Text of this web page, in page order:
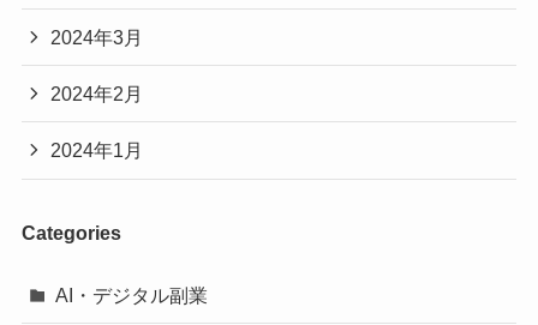
2024年3月
2024年2月
2024年1月
Categories
AI・デジタル副業